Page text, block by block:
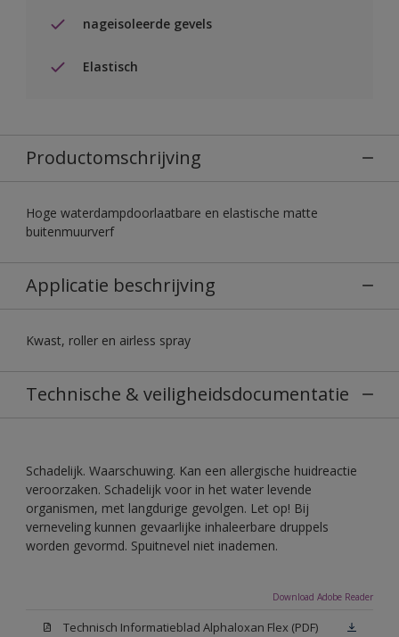
nageisoleerde gevels
Elastisch
Productomschrijving
Hoge waterdampdoorlaatbare en elastische matte
buitenmuurverf
Applicatie beschrijving
Kwast, roller en airless spray
Technische & veiligheidsdocumentatie
Schadelijk. Waarschuwing. Kan een allergische huidreactie
veroorzaken. Schadelijk voor in het water levende
organismen, met langdurige gevolgen. Let op! Bij
verneveling kunnen gevaarlijke inhaleerbare druppels
worden gevormd. Spuitnevel niet inademen.
Download Adobe Reader
Technisch Informatieblad Alphaloxan Flex (PDF)